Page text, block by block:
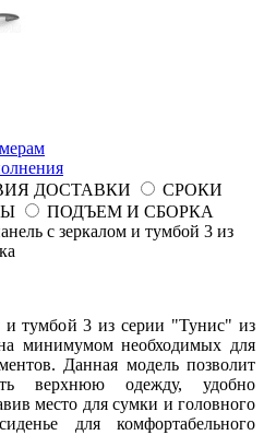
ДОСТАВКИ
СРОКИ
ПОДЪЕМ И СБОРКА
с зеркалом и тумбой 3 из
и тумбой 3 из серии "Тунис" из
минимумом необходимых для
Данная модель позволит
верхнюю одежду, удобно
место для сумки и головного
для комфортабельного